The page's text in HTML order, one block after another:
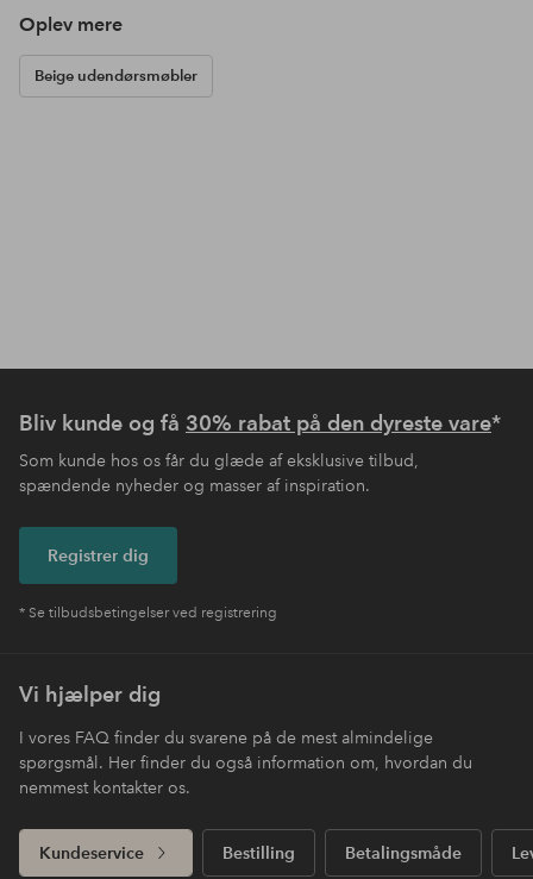
Oplev mere
Beige udendørsmøbler
Bliv kunde og få 30% rabat på den dyreste vare*
Som kunde hos os får du glæde af eksklusive tilbud,
spændende nyheder og masser af inspiration.
Registrer dig
* Se tilbudsbetingelser ved registrering
Vi hjælper dig
I vores FAQ finder du svarene på de mest almindelige
spørgsmål. Her finder du også information om, hvordan du
nemmest kontakter os.
Kundeservice Bestilling Betalingsmåde